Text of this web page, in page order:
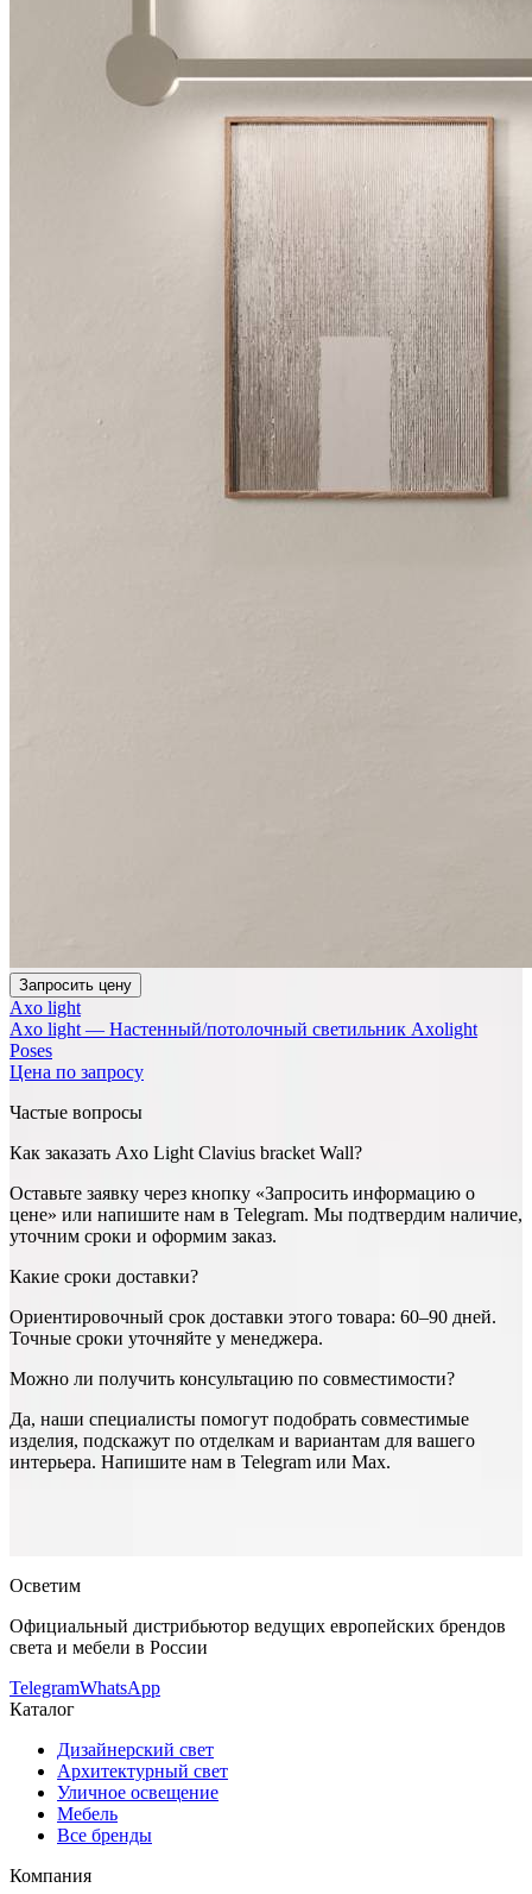
Запросить цену
Axo light
Axo light — Настенный/потолочный светильник Axolight
Poses
Цена по запросу
Частые вопросы
Как заказать Axo Light Clavius bracket Wall?
Оставьте заявку через кнопку «Запросить информацию о
цене» или напишите нам в Telegram. Мы подтвердим наличие,
уточним сроки и оформим заказ.
Какие сроки доставки?
Ориентировочный срок доставки этого товара: 60–90 дней.
Точные сроки уточняйте у менеджера.
Можно ли получить консультацию по совместимости?
Да, наши специалисты помогут подобрать совместимые
изделия, подскажут по отделкам и вариантам для вашего
интерьера. Напишите нам в Telegram или Max.
Осветим
Официальный дистрибьютор ведущих европейских брендов
света и мебели в России
TelegramWhatsApp
Каталог
Дизайнерский свет
Архитектурный свет
Уличное освещение
Мебель
Все бренды
Компания